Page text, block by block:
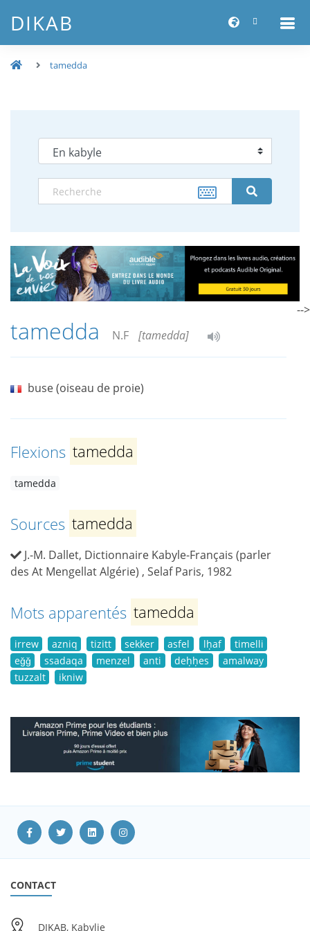
DIKAB
tamedda
tamedda N.F [tamedda]
buse (oiseau de proie)
Flexions tamedda
tamedda
Sources tamedda
J.-M. Dallet, Dictionnaire Kabyle-Français (parler
des At Mengellat Algérie) , Selaf Paris, 1982
Mots apparentés tamedda
irrew azniq tizitt sekker asfel lḥaf
timelli
eǧǧ
ssadaqa menzel anti deḥḥes
amalway
tuzzalt
ikniw
-->
CONTACT
DIKAB, Kabylie